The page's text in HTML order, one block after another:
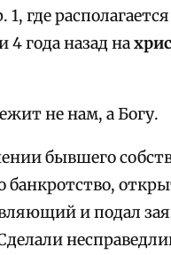
1, где
4 года назад на
не нам, а Богу.
бывшего
и подал